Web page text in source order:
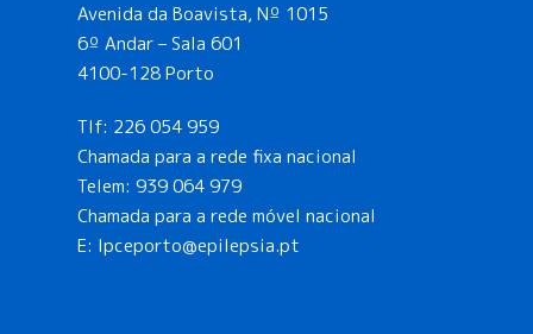
Avenida da Boavista, Nº 1015
6º Andar – Sala 601
4100-128 Porto
Tlf: 226 054 959
Chamada para a rede fixa nacional
Telem: 939 064 979
Chamada para a rede móvel nacional
E: lpceporto@epilepsia.pt